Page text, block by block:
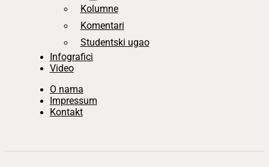
Kolumne
Komentari
Studentski ugao
Infografici
Video
O nama
Impressum
Kontakt